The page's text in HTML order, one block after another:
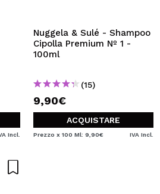
potrai fare i tuoi
lo stato dei tuoi ordini e
precedenti.
UN ACCOUNT
Incl.
Nuggela & Sulé - Shampoo
Cipolla Premium Nº 1 -
100ml
(15)
9,90€
ACQUISTARE
Prezzo x 100 Ml: 9,90€ IVA Incl.